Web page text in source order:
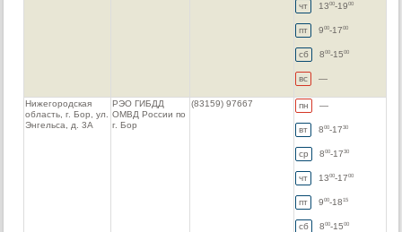
чт 1300 -1900
пт 900 -1700
сб 800 -1500
вс —
Нижегородская
область, г. Бор, ул.
Энгельса, д. 3А
РЭО ГИБДД
ОМВД России по
г. Бор
(83159) 97667 пн —
вт 800 -1730
ср 800 -1730
чт 1300 -1700
пт 900 -1815
сб 800 -1500